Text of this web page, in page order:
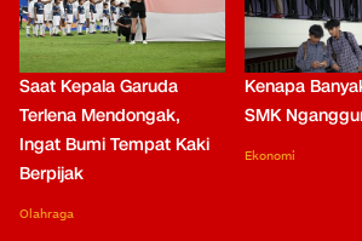
Saat Kepala Garuda
Terlena Mendongak,
Ingat Bumi Tempat Kaki
Berpijak
Olahraga
Kenapa
SMK
Ekonomi